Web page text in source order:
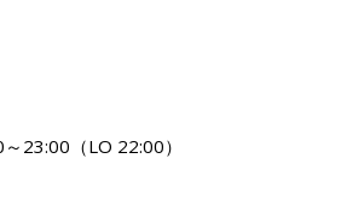
23:00（LO 22:00）